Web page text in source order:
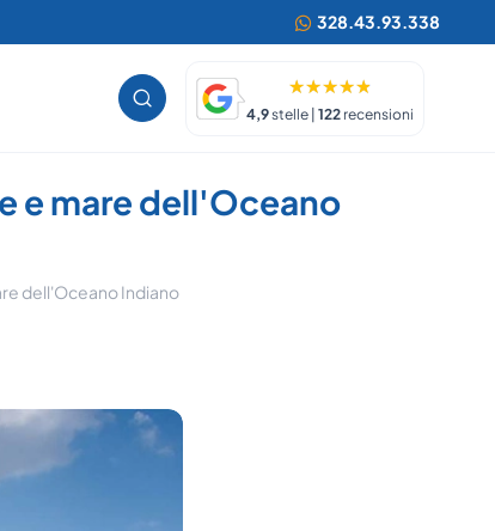
328.43.93.338
4,9stelle | 122recensioni
e mare dell'Oceano
dell'Oceano Indiano